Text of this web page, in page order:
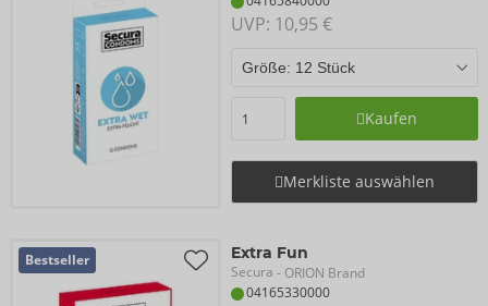
UVP: 10,95 €
Kaufen
Merkliste auswählen
Bestseller Extra Fun
Secura - ORION Brand
04165330000